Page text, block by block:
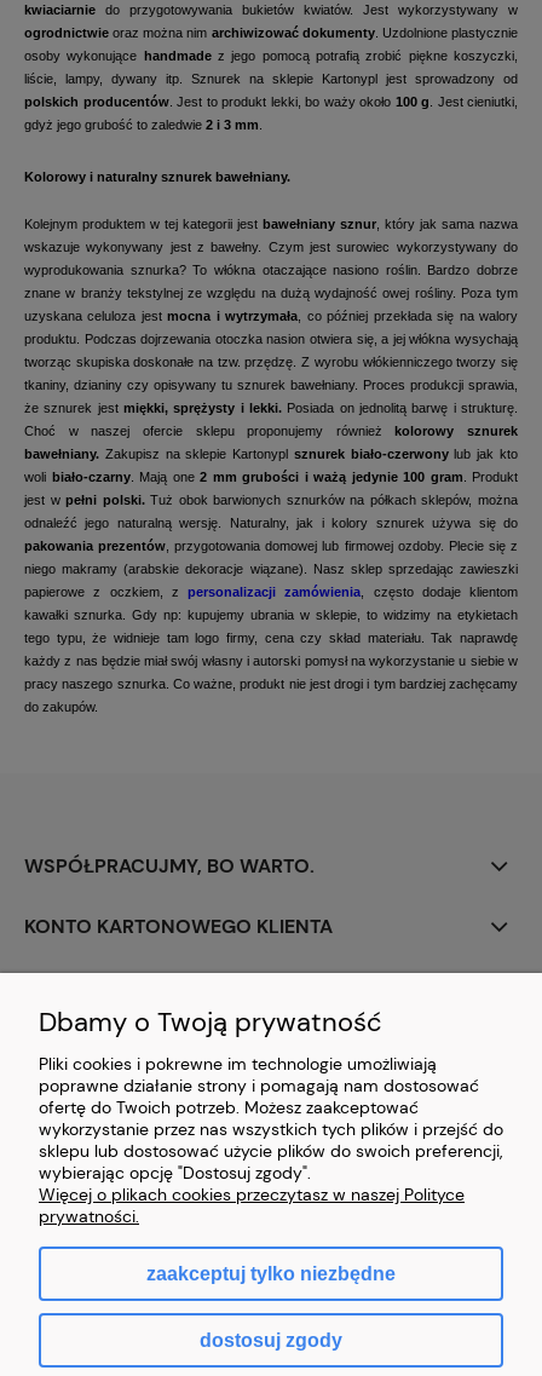
kwiaciarnie do przygotowywania bukietów kwiatów. Jest wykorzystywany w
ogrodnictwie oraz można nim archiwizować dokumenty. Uzdolnione plastycznie
osoby wykonujące handmadez jego pomocą potrafią zrobić piękne koszyczki,
liście, lampy, dywany itp. Sznurek na sklepie Kartonypl jest sprowadzony od
polskich producentów. Jest to produkt lekki, bo waży około 100 g . Jest cieniutki,
gdyż jego grubość to zaledwie 2 i 3 mm
Kolorowy i naturalny sznurek bawełniany.
Kolejnym produktem w tej kategorii jest bawełniany sznur , który jak sama nazwa
wskazuje wykonywany jest z bawełny. Czym jest surowiec wykorzystywany do
wyprodukowania sznurka? To włókna otaczające nasiono roślin. Bardzo dobrze
znane w branży tekstylnej ze względu na dużą wydajność owej rośliny. Poza tym
uzyskana celuloza jestmocna i wytrzymała , co później przekłada się na walory
produktu. Podczas dojrzewania otoczka nasion otwiera się, a jej włókna wysychają
tworząc skupiska doskonałe na tzw. przędzę. Z wyrobu włókienniczego tworzy się
tkaniny, dzianiny czy opisywany tu sznurek bawełniany. Proces produkcji sprawia,
że sznurek jest miękki, sprężysty i lekki. Posiada on jednolitą barwę i strukturę.
Choć w naszej ofercie sklepu proponujemy równieżkolorowy sznurek
bawełniany. Zakupisz na sklepie Kartonypl sznurek biało-czerwonylub jak kto
woli biało-czarny. Mają one 2 mm grubości i ważą jedynie 100 gram . Produkt
jest wpełni polski.Tuż obok barwionych sznurków na półkach sklepów, można
odnaleźć jego naturalną wersję. Naturalny, jak i kolory sznurek używa się do
pakowania prezentów , przygotowania domowej lub firmowej ozdoby. Plecie się z
niego makramy (arabskie dekoracje wiązane). Nasz sklep sprzedając zawieszki
papierowe z oczkiem, z personalizacji zamówienia , często dodaje klientom
kawałki sznurka. Gdy np: kupujemy ubrania w sklepie, to widzimy na etykietach
tego typu, że widnieje tam logo firmy, cena czy skład materiału. Tak naprawdę
każdy z nas będzie miał swój własny i autorski pomysł na wykorzystanie u siebie w
pracy naszego sznurka. Co ważne, produkt nie jest drogi i tym bardziej zachęcamy
do zakupów.
WSPÓŁPRACUJMY, BO WARTO.
KONTO KARTONOWEGO KLIENTA
PŁATNOŚCI I DOSTAWA
ZAWARCIE UMOWY
pokaż pełną wersję strony
Sklep internetowy Shoper.pl
Dbamy o Twoją prywatność
Pliki cookies i pokrewne im technologie umożliwiają
poprawne działanie strony i pomagają nam dostosować
ofertę do Twoich potrzeb. Możesz zaakceptować
wykorzystanie przez nas wszystkich tych plików i przejść do
sklepu lub dostosować użycie plików do swoich preferencji,
wybierając opcję "Dostosuj zgody".
Więcej o plikach cookies przeczytasz w naszej Polityce
prywatności.
zaakceptuj tylko niezbędne
dostosuj zgody